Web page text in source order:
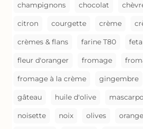
champignons chocolat
citron courgette crème
crèmes & flans farine T80 feta
fleur d'oranger fromage
fromage à la crème gingembre
gâteau huile d'olive
noisette noix olives orange